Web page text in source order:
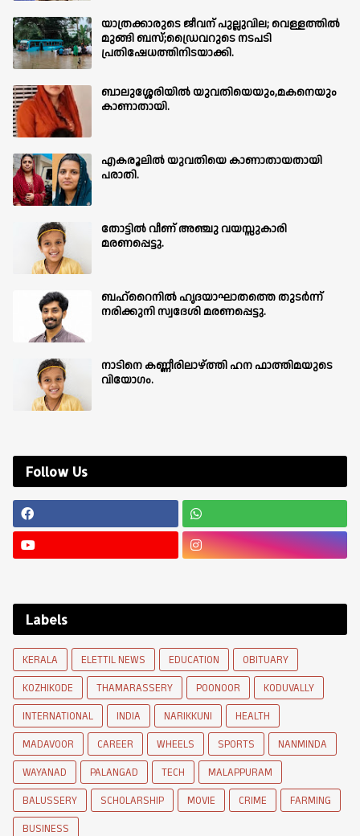
യാത്രക്കാരുടെ ജീവന് പുല്ലുവില; വെള്ളത്തിൽ
മുങ്ങി ബസ്;ഡ്രൈവറുടെ നടപടി
പ്രതിഷേധത്തിനിടയാക്കി.
ബാലുശ്ശേരിയില്‍ യുവതിയെയും,മകനെയും
കാണാതായി.
എകരൂലിൽ യുവതിയെ കാണാതായതായി
പരാതി.
തോട്ടിൽ വീണ് അഞ്ചു വയസ്സുകാരി
മരണപ്പെട്ടു.
ബഹ്‌റൈനിൽ ഹൃദയാഘാതത്തെ തുടർന്ന്
നരിക്കുനി സ്വദേശി മരണപ്പെട്ടു.
നാടിനെ കണ്ണീരിലാഴ്ത്തി ഹന ഫാത്തിമയുടെ
വിയോഗം.
Follow Us
Labels
KERALA ELETTIL NEWS EDUCATION
OBITUARY
KOZHIKODE
THAMARASSERY POONOOR
KODUVALLY
INTERNATIONAL
INDIA NARIKKUNI
HEALTH
MADAVOOR
CAREER WHEELS SPORTS
NANMINDA
WAYANAD
PALANGAD TECH
MALAPPURAM
BALUSSERY
SCHOLARSHIP MOVIE CRIME
FARMING
BUSINESS